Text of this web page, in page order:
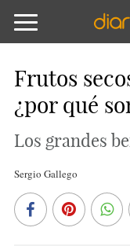
Frutos
¿por qué
Los grandes
Sergio Gallego